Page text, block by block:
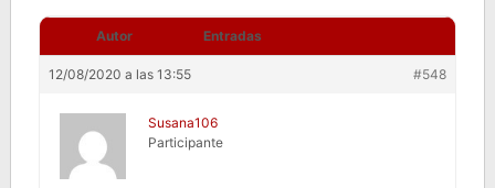
Autor Entradas
12/08/2020 a las 13:55 #548
Susana106
Participante